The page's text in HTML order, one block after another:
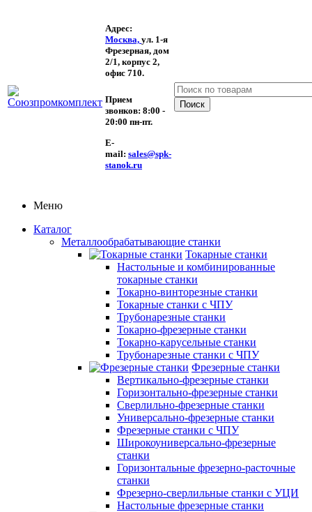
Адрес:
Москва, ул. 1-я
Фрезерная, дом
2/1, корпус 2,
офис 710.
Прием
звонков: 8:00 -
20:00 пн-пт.
E-
mail: sales@spk-
stanok.ru
Меню
Каталог
Металлообрабатывающие станки
Токарные станки
Настольные и комбинированные
токарные станки
Токарно-винторезные станки
Токарные станки с ЧПУ
Трубонарезные станки
Токарно-фрезерные станки
Токарно-карусельные станки
Трубонарезные станки с ЧПУ
Фрезерные станки
Вертикально-фрезерные станки
Горизонтально-фрезерные станки
Сверлильно-фрезерные станки
Универсально-фрезерные станки
Фрезерные станки с ЧПУ
Широкоуниверсально-фрезерные
станки
Горизонтальные фрезерно-расточные
станки
Фрезерно-сверлильные станки с УЦИ
Настольные фрезерные станки